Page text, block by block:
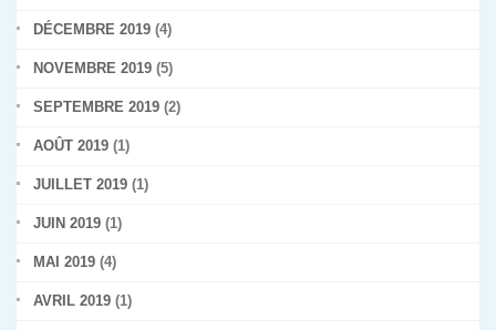
DÉCEMBRE 2019 (4)
NOVEMBRE 2019 (5)
SEPTEMBRE 2019 (2)
AOÛT 2019 (1)
JUILLET 2019 (1)
JUIN 2019 (1)
MAI 2019 (4)
AVRIL 2019 (1)